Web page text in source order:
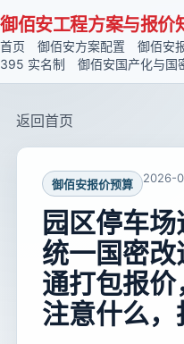
御佰安工程方案与报价
首页 御佰安方案配置 御佰安
395 实名制
御佰安国产化与国
返回首页
御佰安报价预算 2026-
园区停车
统一国密
通打包报
注意什么，